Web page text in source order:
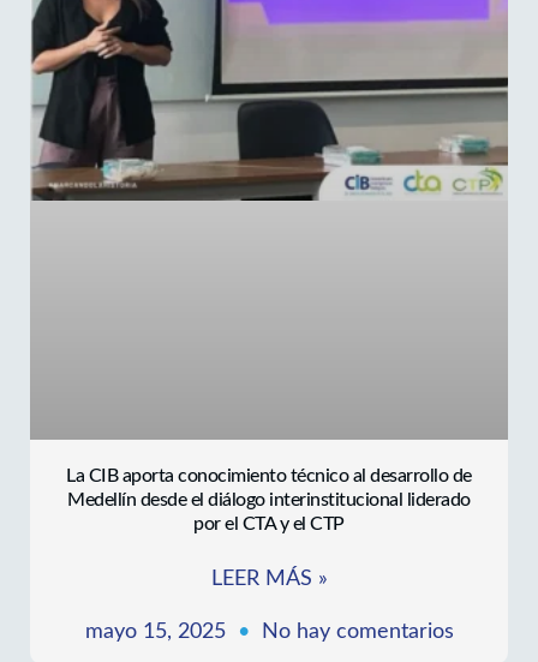
La CIB aporta conocimiento técnico al desarrollo de
Medellín desde el diálogo interinstitucional liderado
por el CTA y el CTP
LEER MÁS »
mayo 15, 2025 No hay comentarios